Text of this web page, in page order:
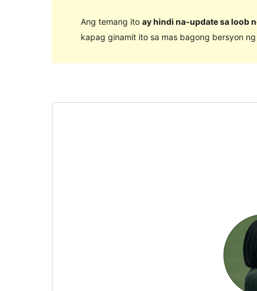
Ang temang ito ay hindi na-update sa loob
kapag ginamit ito sa mas bagong bersyon ng